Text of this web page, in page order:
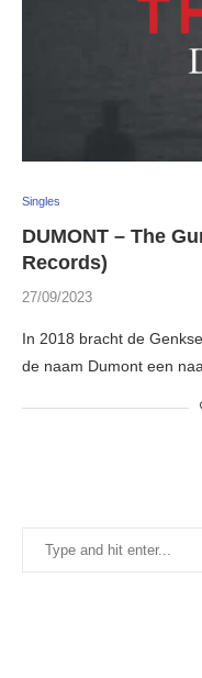
Singles
DUMONT – The
Records)
27/09/2023
In 2018 bracht de
de naam Dumont een